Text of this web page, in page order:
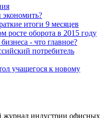
итоги 9 месяцев
росте оборота в 2015 году
- что главное?
потребитель
учащегося к новому
индустрии офисных